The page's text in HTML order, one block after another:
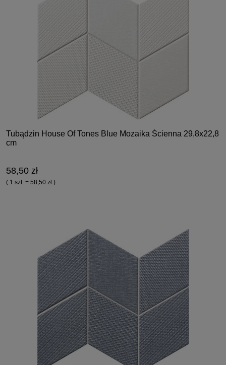
Tubądzin House Of Tones Blue Mozaika Ścienna 29,8x22,8
cm
58,50 zł
( 1 szt. = 58,50 zł )